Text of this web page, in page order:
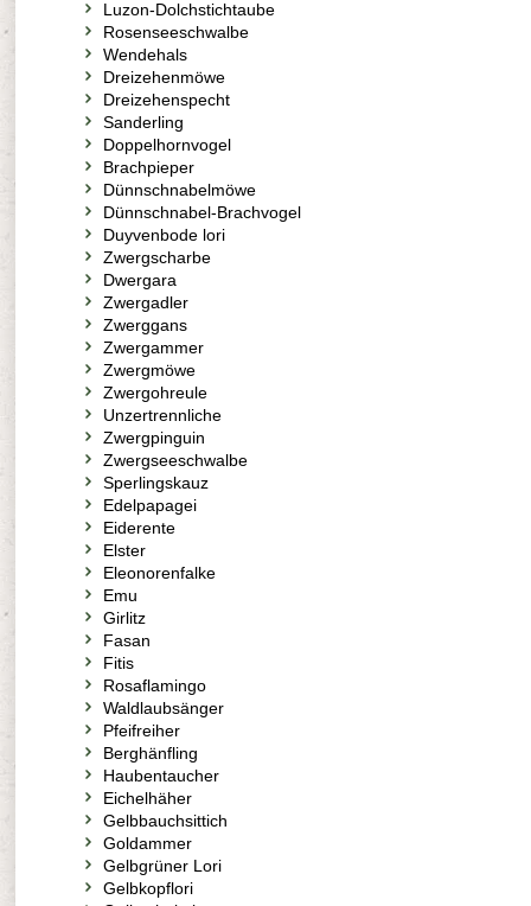
Luzon-Dolchstichtaube
Rosenseeschwalbe
Wendehals
Dreizehenmöwe
Dreizehenspecht
Sanderling
Doppelhornvogel
Brachpieper
Dünnschnabelmöwe
Dünnschnabel-Brachvogel
Duyvenbode lori
Zwergscharbe
Dwergara
Zwergadler
Zwerggans
Zwergammer
Zwergmöwe
Zwergohreule
Unzertrennliche
Zwergpinguin
Zwergseeschwalbe
Sperlingskauz
Edelpapagei
Eiderente
Elster
Eleonorenfalke
Emu
Girlitz
Fasan
Fitis
Rosaflamingo
Waldlaubsänger
Pfeifreiher
Berghänfling
Haubentaucher
Eichelhäher
Gelbbauchsittich
Goldammer
Gelbgrüner Lori
Gelbkopflori